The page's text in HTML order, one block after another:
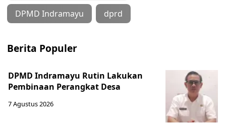
DPMD Indramayu dprd
Berita Populer
DPMD Indramayu Rutin Lakukan
Pembinaan Perangkat Desa
7 Agustus 2026